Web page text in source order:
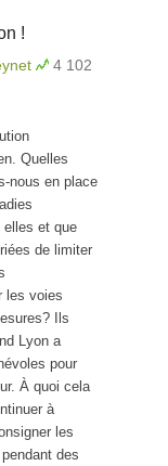
!
4 102
Quelles
nous en place
et que
de limiter
les voies
Ils
Lyon a
pour
À quoi cela
à
les
des